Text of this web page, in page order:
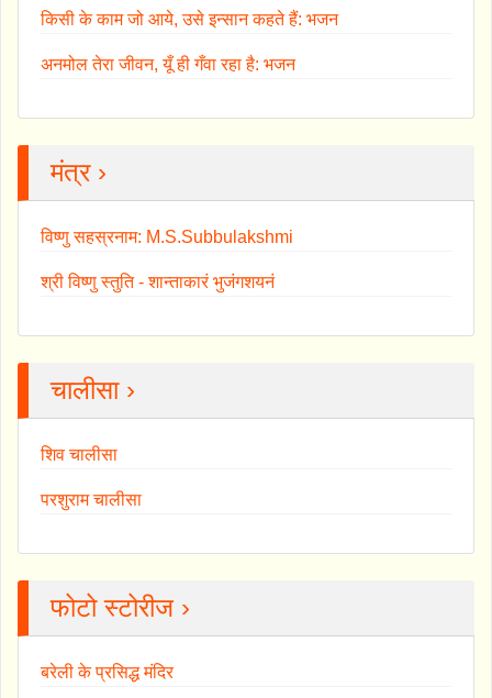
किसी के काम जो आये, उसे इन्सान कहते हैं: भजन
अनमोल तेरा जीवन, यूँ ही गँवा रहा है: भजन
मंत्र ›
विष्णु सहस्रनाम: M.S.Subbulakshmi
श्री विष्णु स्तुति - शान्ताकारं भुजंगशयनं
चालीसा ›
शिव चालीसा
परशुराम चालीसा
फोटो स्टोरीज ›
बरेली के प्रसिद्ध मंदिर